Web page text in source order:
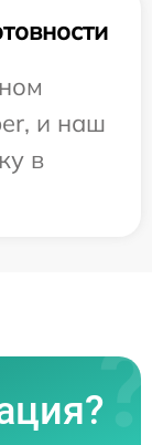
и наш
в